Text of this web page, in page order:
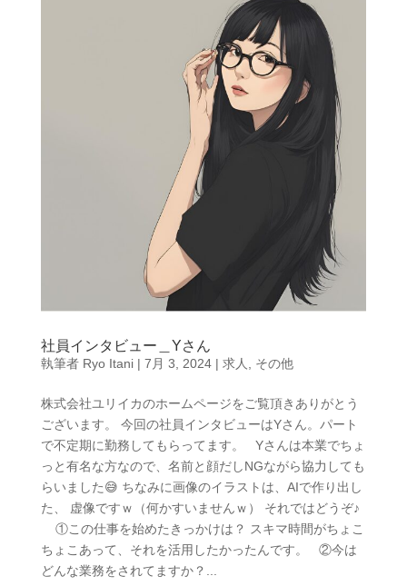
社員インタビュー＿Yさん
執筆者 Ryo Itani| 7月 3, 2024| 求人 その他
株式会社ユリイカのホームページをご覧頂きありがとう
ございます。 今回の社員インタビューはYさん。パート
で不定期に勤務してもらってます。 Yさんは本業でちょ
っと有名な方なので、名前と顔だしNGながら協力しても
らいました😅 ちなみに画像のイラストは、AIで作り出し
た、 虚像ですｗ（何かすいませんｗ） それではどうぞ♪
①この仕事を始めたきっかけは？ スキマ時間がちょこ
ちょこあって、それを活用したかったんです。 ②今は
どんな業務をされてますか？...